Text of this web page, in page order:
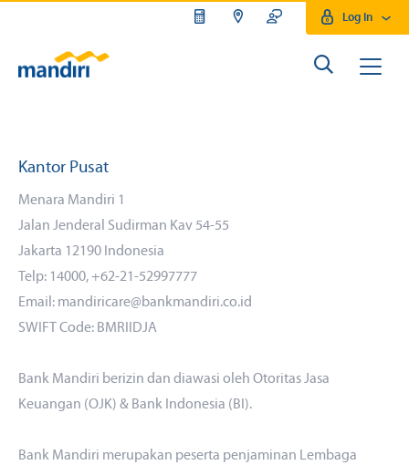
Log In
Kantor Pusat
Menara Mandiri 1
Jalan Jenderal Sudirman Kav 54-55
Jakarta 12190 Indonesia
Telp: 14000, +62-21-52997777
Email: mandiricare@bankmandiri.co.id
SWIFT Code: BMRIIDJA
Bank Mandiri berizin dan diawasi oleh Otoritas Jasa
Keuangan (OJK) & Bank Indonesia (BI).
Bank Mandiri merupakan peserta penjaminan Lembaga